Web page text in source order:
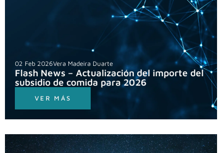
VER MÁS
Flash News – Actualización del importe del
subsidio de comida para 2026
02 Feb 2026Vera Madeira Duarte